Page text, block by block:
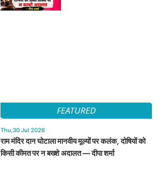
FEATURED
Thu,30 Jul 2026
राम मंदिर दान घोटाला मानवीय मूल्यों पर कलंक, दोषियों को
किसी कीमत पर न बख्शे अदालत — दीपा शर्मा